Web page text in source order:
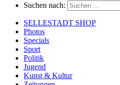
Suchen nach:
SELLESTADT SHOP
Photos
Specials
Sport
Politik
Jugend
Kunst & Kultur